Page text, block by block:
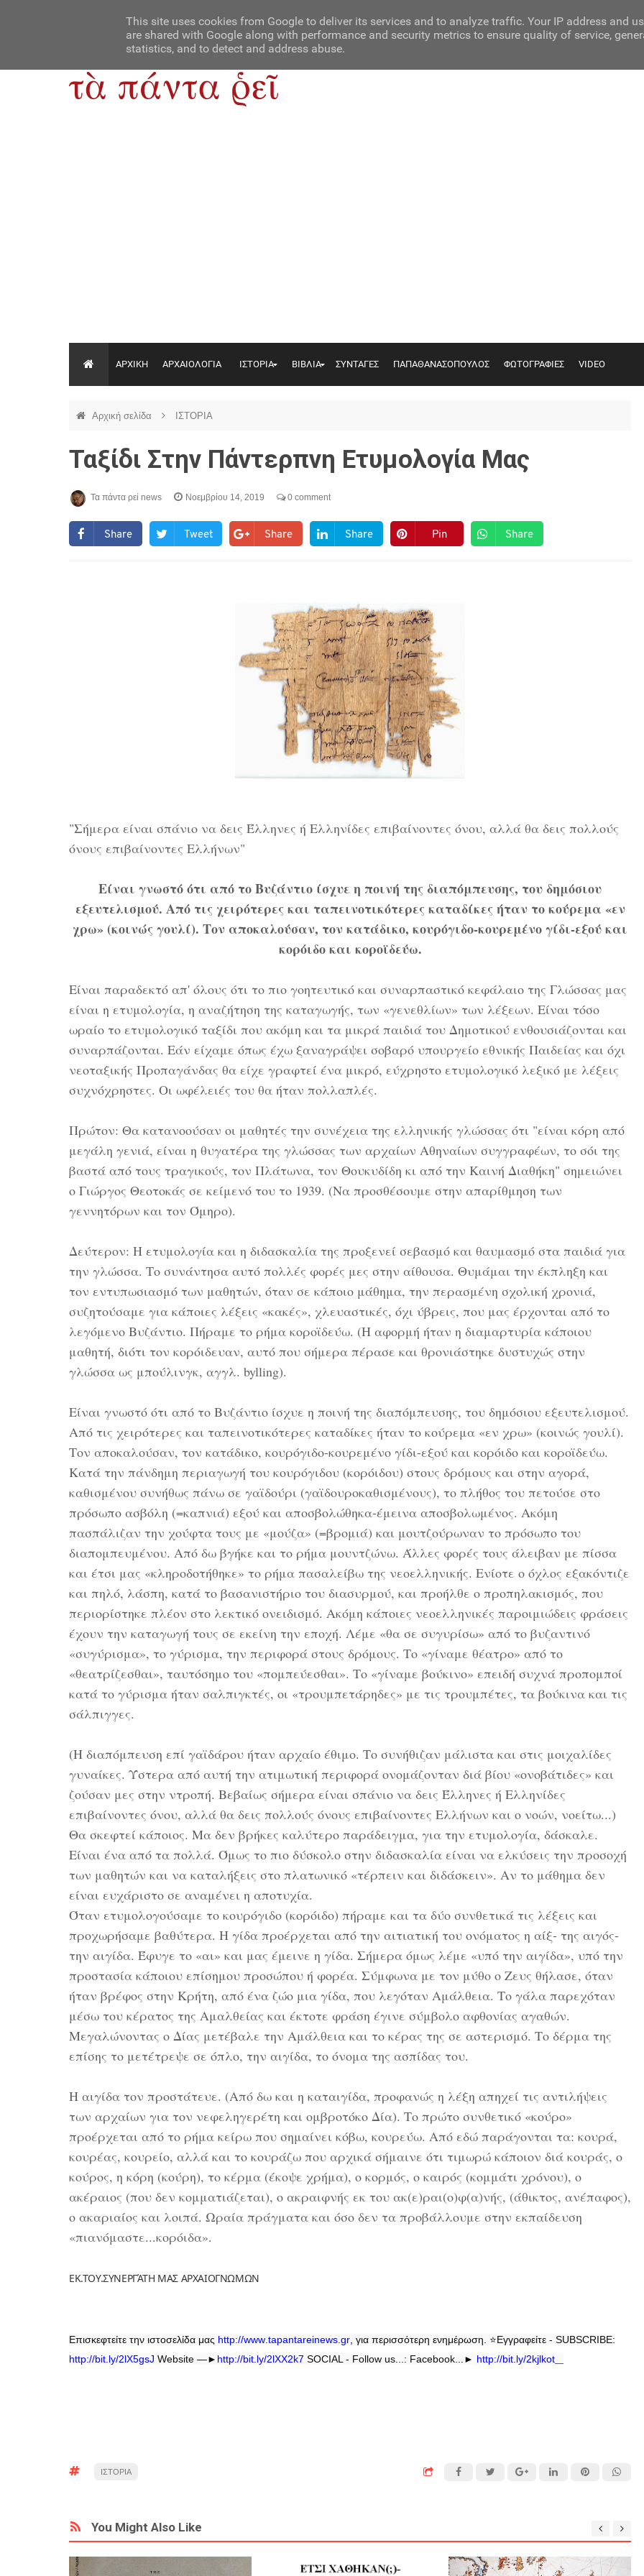
Contact Us About Us
ΑΡΧΙΚΗ ΑΡΧΑΙΟΛΟΓΙΑ ΙΣΤΟΡΙΑ ΒΙΒΛΙΑ ΣΥΝΤΑΓΕΣ ΠΑΠΑΘΑΝΑΣΟΠΟΥΛΟΣ ΦΩΤΟΓΡΑΦΙΕΣ VIDEO
Αρχική σελίδα ΙΣΤΟΡΙΑ
Ταξίδι Στην Πάντερπνη Ετυμολογία Μας
Τα πάντα ρεί news Νοεμβρίου 14, 2019 0 comment
Share Tweet Share Share Pin Share
"Σήμερα είναι σπάνιο να δεις Έλληνες ή Ελληνίδες επιβαίνοντες όνου, αλλά θα δεις πολλούς
όνους επιβαίνοντες Ελλήνων"
Είναι γνωστό ότι από το Βυζάντιο ίσχυε η ποινή της διαπόμπευσης, του δημόσιου
εξευτελισμού. Από τις χειρότερες και ταπεινοτικότερες καταδίκες ήταν το κούρεμα «εν
χρω» (κοινώς γουλί). Τον αποκαλούσαν, τον κατάδικο, κουρόγιδο-κουρεμένο γίδι-εξού και
κορόιδο και κοροϊδεύω.
Είναι παραδεκτό απ' όλους ότι το πιο γοητευτικό και συναρπαστικό κεφάλαιο της Γλώσσας μας
είναι η ετυμολογία, η αναζήτηση της καταγωγής, των «γενεθλίων» των λέξεων. Είναι τόσο
ωραίο το ετυμολογικό ταξίδι που ακόμη και τα μικρά παιδιά του Δημοτικού ενθουσιάζονται και
συναρπάζονται. Εάν είχαμε όπως έχω ξαναγράψει σοβαρό υπουργείο εθνικής Παιδείας και όχι
νεοταξικής Προπαγάνδας θα είχε γραφτεί ένα μικρό, εύχρηστο ετυμολογικό λεξικό με λέξεις
συχνόχρηστες. Οι ωφέλειές του θα ήταν πολλαπλές.
Πρώτον: Θα κατανοούσαν οι μαθητές την συνέχεια της ελληνικής γλώσσας ότι "είναι κόρη από
μεγάλη γενιά, είναι η θυγατέρα της γλώσσας των αρχαίων Αθηναίων συγγραφέων, το σόι της
βαστά από τους τραγικούς, τον Πλάτωνα, τον Θουκυδίδη κι από την Καινή Διαθήκη" σημειώνει
ο Γιώργος Θεοτοκάς σε κείμενό του το 1939. (Να προσθέσουμε στην απαρίθμηση των
γεννητόρων και τον Όμηρο).
Δεύτερον: Η ετυμολογία και η διδασκαλία της προξενεί σεβασμό και θαυμασμό στα παιδιά για
την γλώσσα. Το συνάντησα αυτό πολλές φορές μες στην αίθουσα. Θυμάμαι την έκπληξη και
τον εντυπωσιασμό των μαθητών, όταν σε κάποιο μάθημα, την περασμένη σχολική χρονιά,
συζητούσαμε για κάποιες λέξεις «κακές», χλευαστικές, όχι ύβρεις, που μας έρχονται από το
λεγόμενο Βυζάντιο. Πήραμε το ρήμα κοροϊδεύω. (Η αφορμή ήταν η διαμαρτυρία κάποιου
μαθητή, διότι τον κορόιδευαν, αυτό που σήμερα πέρασε και θρονιάστηκε δυστυχώς στην
γλώσσα ως μπούλινγκ, αγγλ. bylling).
Είναι γνωστό ότι από το Βυζάντιο ίσχυε η ποινή της διαπόμπευσης, του δημόσιου εξευτελισμού.
Από τις χειρότερες και ταπεινοτικότερες καταδίκες ήταν το κούρεμα «εν χρω» (κοινώς γουλί).
Τον αποκαλούσαν, τον κατάδικο, κουρόγιδο-κουρεμένο γίδι-εξού και κορόιδο και κοροϊδεύω.
Κατά την πάνδημη περιαγωγή του κουρόγιδου (κορόιδου) στους δρόμους και στην αγορά,
καθισμένου συνήθως πάνω σε γαϊδούρι (γαϊδουροκαθισμένους), το πλήθος του πετούσε στο
πρόσωπο ασβόλη (=καπνιά) εξού και αποσβολώθηκα-έμεινα αποσβολωμένος. Ακόμη
πασπάλιζαν την χούφτα τους με «μούζα» (=βρομιά) και μουτζούρωναν το πρόσωπο του
διαπομπευμένου. Από δω βγήκε και το ρήμα μουντζώνω. Άλλες φορές τους άλειβαν με πίσσα
και έτσι μας «κληροδοτήθηκε» το ρήμα πασαλείβω της νεοελληνικής. Ενίοτε ο όχλος εξακόντιζε
και πηλό, λάσπη, κατά το βασανιστήριο του διασυρμού, και προήλθε ο προπηλακισμός, που
περιορίστηκε πλέον στο λεκτικό ονειδισμό. Ακόμη κάποιες νεοελληνικές παροιμιώδεις φράσεις
έχουν την καταγωγή τους σε εκείνη την εποχή. Λέμε «θα σε συγυρίσω» από το βυζαντινό
«συγύρισμα», το γύρισμα, την περιφορά στους δρόμους. Το «γίναμε θέατρο» από το
«θεατρίζεσθαι», ταυτόσημο του «πομπεύεσθαι». Το «γίναμε βούκινο» επειδή συχνά προπομποί
κατά το γύρισμα ήταν σαλπιγκτές, οι «τρουμπετάρηδες» με τις τρουμπέτες, τα βούκινα και τις
σάλπιγγες.
(Η διαπόμπευση επί γαϊδάρου ήταν αρχαίο έθιμο. Το συνήθιζαν μάλιστα και στις μοιχαλίδες
γυναίκες. Ύστερα από αυτή την ατιμωτική περιφορά ονομάζονταν διά βίου «ονοβάτιδες» και
ζούσαν μες στην ντροπή. Βεβαίως σήμερα είναι σπάνιο να δεις Έλληνες ή Ελληνίδες
επιβαίνοντες όνου, αλλά θα δεις πολλούς όνους επιβαίνοντες Ελλήνων και ο νοών, νοείτω...)
Θα σκεφτεί κάποιος. Μα δεν βρήκες καλύτερο παράδειγμα, για την ετυμολογία, δάσκαλε.
Είναι ένα από τα πολλά. Όμως το πιο δύσκολο στην διδασκαλία είναι να ελκύσεις την προσοχή
των μαθητών και να καταλήξεις στο πλατωνικό «τέρπειν και διδάσκειν». Αν το μάθημα δεν
είναι ευχάριστο σε αναμένει η αποτυχία.
Όταν ετυμολογούσαμε το κουρόγιδο (κορόιδο) πήραμε και τα δύο συνθετικά τις λέξεις και
προχωρήσαμε βαθύτερα. Η γίδα προέρχεται από την αιτιατική του ονόματος η αίξ- της αιγός-
την αιγίδα. Έφυγε το «αι» και μας έμεινε η γίδα. Σήμερα όμως λέμε «υπό την αιγίδα», υπό την
προστασία κάποιου επίσημου προσώπου ή φορέα. Σύμφωνα με τον μύθο ο Ζευς θήλασε, όταν
ήταν βρέφος στην Κρήτη, από ένα ζώο μια γίδα, που λεγόταν Αμάλθεια. Το γάλα παρεχόταν
μέσω του κέρατος της Αμαλθείας και έκτοτε φράση έγινε σύμβολο αφθονίας αγαθών.
Μεγαλώνοντας ο Δίας μετέβαλε την Αμάλθεια και το κέρας της σε αστερισμό. Το δέρμα της
επίσης το μετέτρεψε σε όπλο, την αιγίδα, το όνομα της ασπίδας του.
Η αιγίδα τον προστάτευε. (Από δω και η καταιγίδα, προφανώς η λέξη απηχεί τις αντιλήψεις
των αρχαίων για τον νεφεληγερέτη και ομβροτόκο Δία). Το πρώτο συνθετικό «κούρο»
προέρχεται από το ρήμα κείρω που σημαίνει κόβω, κουρεύω. Από εδώ παράγονται τα: κουρά,
κουρέας, κουρείο, αλλά και το κουράζω που αρχικά σήμαινε ότι τιμωρώ κάποιον διά κουράς, ο
κούρος, η κόρη (κούρη), το κέρμα (έκοψε χρήμα), ο κορμός, ο καιρός (κομμάτι χρόνου), ο
ακέραιος (που δεν κομματιάζεται), ο ακραιφνής εκ του ακ(ε)ραι(ο)φ(α)νής, (άθικτος, ανέπαφος),
ο ακαριαίος και λοιπά. Ωραία πράγματα και όσο δεν τα προβάλλουμε στην εκπαίδευση
«πιανόμαστε...κορόιδα».
ΕΚ.ΤΟΥ.ΣΥΝΕΡΓΆΤΗ ΜΑΣ ΑΡΧΑΙΟΓΝΩΜΩΝ
Επισκεφτείτε την ιστοσελίδα μας http://www tapantareinews gr , για περισσότερη ενημέρωση. ⭐Εγγραφείτε - SUBSCRIBE:
http://bit.ly/2lX5gsJ Website —► http://bit.ly/2lXX2k7 SOCIAL - Follow us...: Facebook...► http://bit.ly/2kjlkot
ΙΣΤΟΡΙΑ
You Might Also Like
This site uses cookies from Google to deliver its services and to analyze traffic. Your IP address and
are shared with Google along with performance and security metrics to ensure quality of service,
statistics, and to detect and address abuse.